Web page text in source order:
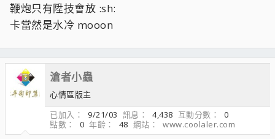
咻!剛把VGA超到700 mooon
鞭炮只有陞技會放 :sh:
卡當然是水冷 mooon
滄者小蟲
心情區版主
已加入
9/21/03 訊息 4,438 互動分數
0
點數
0 年齡 48 網站
www.coolaler.com